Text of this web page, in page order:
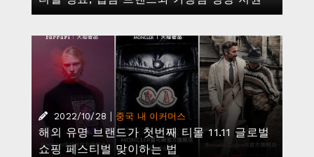
2022/10/28 | 중국 내 이커머스
해외 유명 브랜드가 첫번째 티몰 11.11 글로벌
쇼핑 페스티벌 맞이하는 법